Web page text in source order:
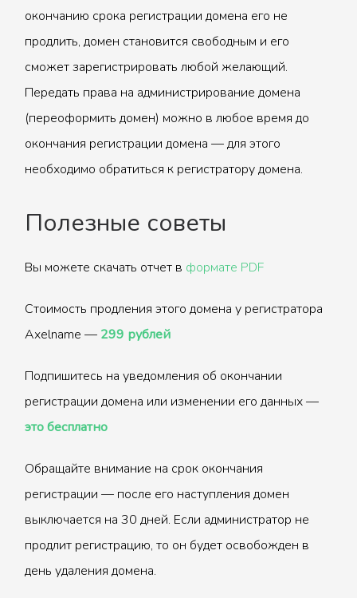
окончанию срока регистрации домена его не
продлить, домен становится свободным и его
сможет зарегистрировать любой желающий.
Передать права на администрирование домена
(переоформить домен) можно в любое время до
окончания регистрации домена — для этого
необходимо обратиться к регистратору домена.
Полезные советы
Вы можете скачать отчет в формате PDF
Стоимость продления этого домена у регистратора
Axelname — 299 рублей
Подпишитесь на уведомления об окончании
регистрации домена или изменении его данных —
это бесплатно
Обращайте внимание на срок окончания
регистрации — после его наступления домен
выключается на 30 дней. Если администратор не
продлит регистрацию, то он будет освобожден в
день удаления домена.